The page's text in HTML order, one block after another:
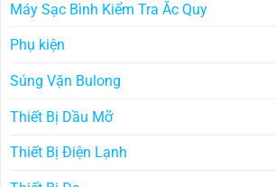
Máy Sạc Bình Kiểm Tra Ăc Quy
Phụ kiện
Súng Vặn Bulong
Thiết Bị Dầu Mỡ
Thiết Bị Điện Lạnh